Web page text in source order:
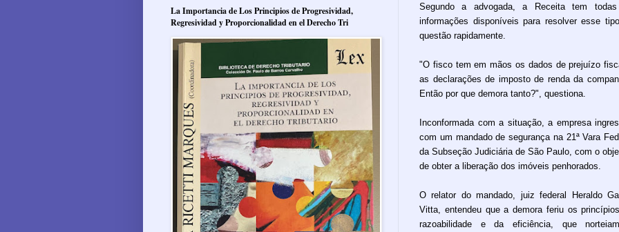
Segundo a advogada, a Receita tem
informações disponíveis para resolver esse
questão rapidamente.
"O fisco tem em mãos os dados de prejuízo
as declarações de imposto de renda da
Então por que demora tanto?", questiona.
Inconformada com a situação, a empresa
com um mandado de segurança na 21ª Vara
da Subseção Judiciária de São Paulo, com o
de obter a liberação dos imóveis penhorados.
O relator do mandado, juiz federal Heraldo
Vitta, entendeu que a demora feriu os
razoabilidade e da eficiência, que
La Importancia de Los Principios de Progresividad,
Regresividad y Proporcionalidad en el Derecho Tri